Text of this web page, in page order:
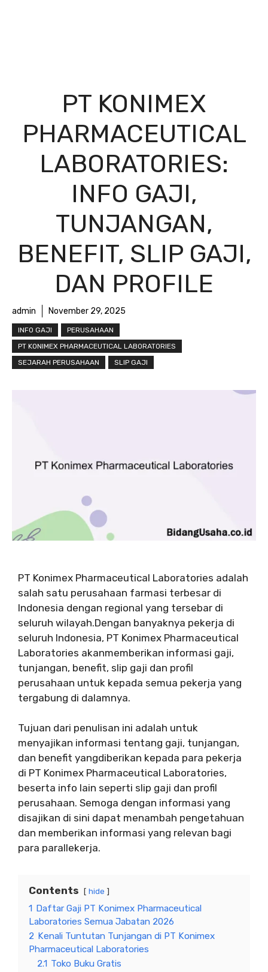
PT KONIMEX
PHARMACEUTICAL
LABORATORIES:
INFO GAJI,
TUNJANGAN,
BENEFIT, SLIP GAJI,
DAN PROFILE
admin November 29, 2025
INFO GAJI
PERUSAHAAN
PT KONIMEX PHARMACEUTICAL LABORATORIES
SEJARAH PERUSAHAAN
SLIP GAJI
PT Konimex Pharmaceutical Laboratories adalah
salah satu perusahaan farmasi terbesar di
Indonesia dengan regional yang tersebar di
seluruh wilayah.Dengan banyaknya pekerja di
seluruh Indonesia, PT Konimex Pharmaceutical
Laboratories akanmemberikan informasi gaji,
tunjangan, benefit, slip gaji dan profil
perusahaan untuk kepada semua pekerja yang
tergabung di dalamnya.
Tujuan dari penulisan ini adalah untuk
menyajikan informasi tentang gaji, tunjangan,
dan benefit yangdiberikan kepada para pekerja
di PT Konimex Pharmaceutical Laboratories,
beserta info lain seperti slip gaji dan profil
perusahaan. Semoga dengan informasi yang
disajikan di sini dapat menambah pengetahuan
dan memberikan informasi yang relevan bagi
para parallekerja.
Contents hide
1 Daftar Gaji PT Konimex Pharmaceutical
Laboratories Semua Jabatan 2026
2 Kenali Tuntutan Tunjangan di PT Konimex
Pharmaceutical Laboratories
2.1 Toko Buku Gratis